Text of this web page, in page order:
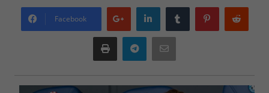
Facebook
Google
plus
LinkedIn Tumblr Pinterest
Print Telegram